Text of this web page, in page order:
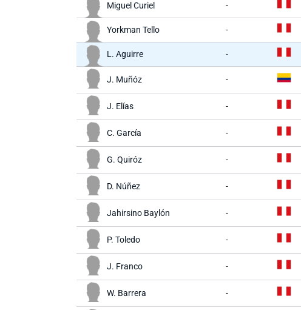
Miguel Curiel -
Yorkman Tello -
L. Aguirre -
J. Muñóz -
J. Elías -
C. García -
G. Quiróz -
D. Núñez -
Jahirsino Baylón -
P. Toledo -
J. Franco -
W. Barrera -